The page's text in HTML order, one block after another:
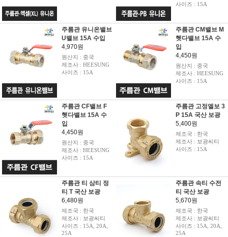
사이즈 : 15A
주름관 유니온밸브
U밸브 15A 수입
4,970원
원산지 : 중국
제조사 : HEESUNG
사이즈 : 15A
주름관 CM밸브 M
헷다밸브 15A 수
입
4,450원
원산지 : 중국
제조사 : HEESUNG
사이즈 : 15A
주름관 CF밸브 F
헷다밸브 15A 수
입
4,450원
원산지 : 중국
제조사 : HEESUNG
사이즈 : 15A
주름관 고정엘보 3
P 15A 국산 보광
5,400원
제조국 : 한국
제조사 : 보광씨티
사이즈 : 15A
주름관 티 삼티 정
티 T 국산 보광
6,480원
제조국 : 한국
제조사 : 보광씨티
사이즈 : 15A, 20A,
25A
주름관 속티 수전
티 국산 보광
5,670원
제조국 : 한국
제조사 : 보광씨티
사이즈 : 15A, 20A,
25A